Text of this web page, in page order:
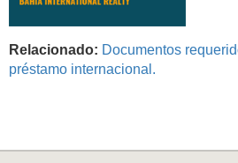
Relacionado: Documentos
préstamo internacional.